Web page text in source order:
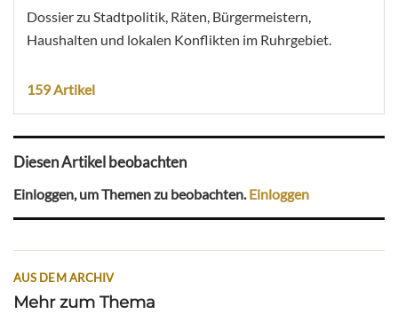
Dossier zu Stadtpolitik, Räten, Bürgermeistern,
Haushalten und lokalen Konflikten im Ruhrgebiet.
159 Artikel
Diesen Artikel beobachten
Einloggen, um Themen zu beobachten. Einloggen
AUS DEM ARCHIV
Mehr zum Thema